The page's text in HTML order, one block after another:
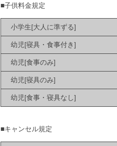
■子供料金規定
小学生[大人に準ずる]
幼児[寝具・食事付き]
幼児[食事のみ]
幼児[寝具のみ]
幼児[食事・寝具なし]
■キャンセル規定